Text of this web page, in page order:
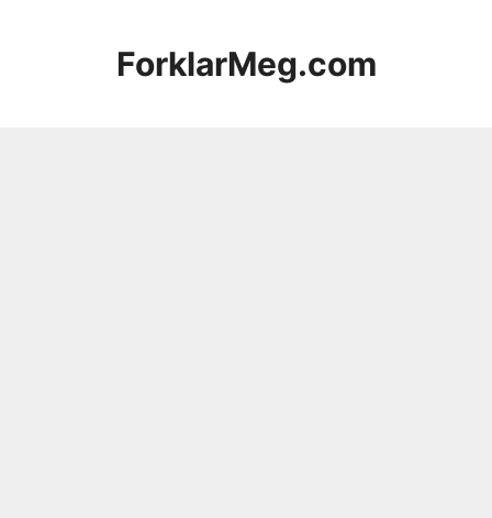
ForklarMeg.com